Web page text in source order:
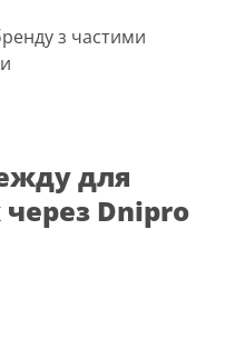
з частими
для
Dnipro